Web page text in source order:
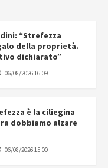
“Strefezza
della proprietà.
dichiarato”
06/08/2026 16:09
è la ciliegina
dobbiamo alzare
06/08/2026 15:00